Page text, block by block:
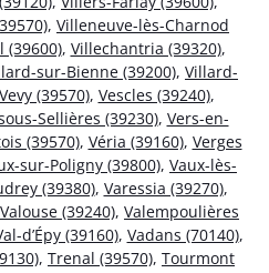
, Villeneuve-lès-Charnod
(39600), Villechantria (39320),
sur-Bienne (39200), Villard-
Vevy (39570), Vescles (39240),
Sellières (39230), Vers-en-
(39570), Véria (39160), Verges
sur-Poligny (39800), Vaux-lès-
(39380), Varessia (39270),
(39240), Valempoulières
d’Épy (39160), Vadans (70140),
, Trenal (39570), Tourmont